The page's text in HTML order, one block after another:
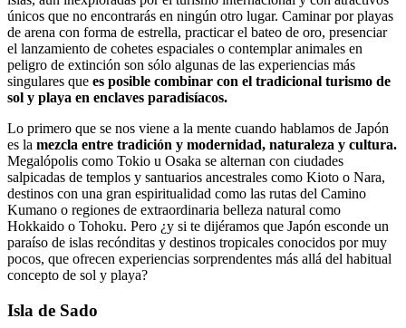
únicos que no encontrarás en ningún otro lugar. Caminar por playas
de arena con forma de estrella, practicar el bateo de oro, presenciar
el lanzamiento de cohetes espaciales o contemplar animales en
peligro de extinción son sólo algunas de las experiencias más
singulares que es posible combinar con el tradicional turismo de
sol y playa en enclaves paradisíacos.
Lo primero que se nos viene a la mente cuando hablamos de Japón
es la mezcla entre tradición y modernidad, naturaleza y cultura.
Megalópolis como Tokio u Osaka se alternan con ciudades
salpicadas de templos y santuarios ancestrales como Kioto o Nara,
destinos con una gran espiritualidad como las rutas del Camino
Kumano o regiones de extraordinaria belleza natural como
Hokkaido o Tohoku. Pero ¿y si te dijéramos que Japón esconde un
paraíso de islas recónditas y destinos tropicales conocidos por muy
pocos, que ofrecen experiencias sorprendentes más allá del habitual
concepto de sol y playa?
Isla de Sado